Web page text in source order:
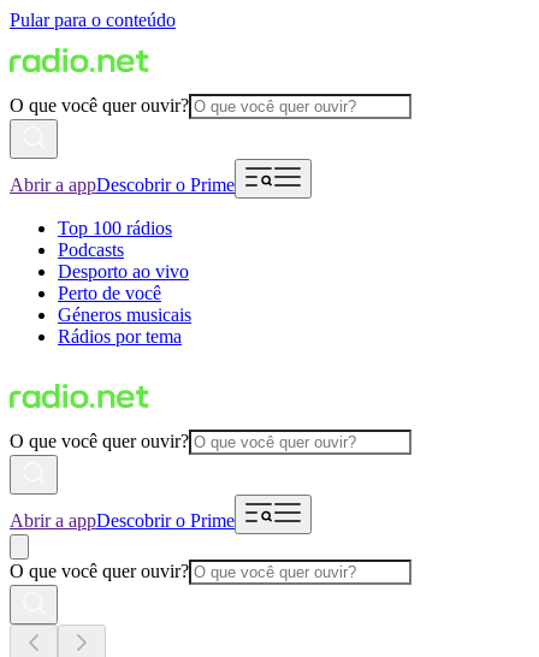
Pular para o conteúdo
O que você quer ouvir?
Abrir a appDescobrir o Prime
Top 100 rádios
Podcasts
Desporto ao vivo
Perto de você
Géneros musicais
Rádios por tema
O que você quer ouvir?
Abrir a appDescobrir o Prime
O que você quer ouvir?